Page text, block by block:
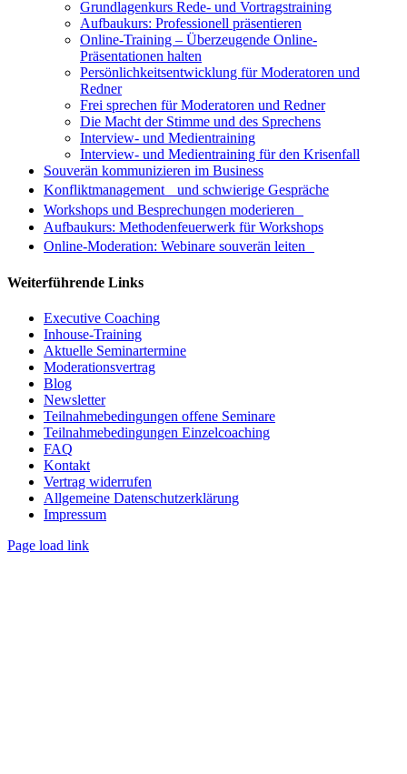
Grundlagenkurs Rede- und Vortragstraining
Aufbaukurs: Professionell präsentieren
Online-Training – Überzeugende Online-
Präsentationen halten
Persönlichkeitsentwicklung für Moderatoren und
Redner
Frei sprechen für Moderatoren und Redner
Die Macht der Stimme und des Sprechens
Interview- und Medientraining
Interview- und Medientraining für den Krisenfall
Souverän kommunizieren im Business
Konfliktmanagement und schwierige Gespräche
Workshops und Besprechungen moderieren
Aufbaukurs: Methodenfeuerwerk für Workshops
Online-Moderation: Webinare souverän leiten
Weiterführende Links
Executive Coaching
Inhouse-Training
Aktuelle Seminartermine
Moderationsvertrag
Blog
Newsletter
Teilnahmebedingungen offene Seminare
Teilnahmebedingungen Einzelcoaching
FAQ
Kontakt
Vertrag widerrufen
Allgemeine Datenschutzerklärung
Impressum
Page load link